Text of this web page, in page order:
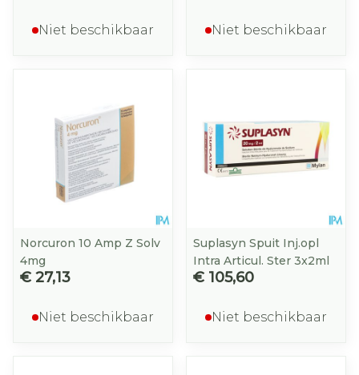
Niet beschikbaar Niet beschikbaar
Norcuron 10 Amp Z Solv
4mg
€ 27,13
Niet beschikbaar
Suplasyn Spuit Inj.opl
Intra Articul. Ster 3x2ml
€ 105,60
Niet beschikbaar